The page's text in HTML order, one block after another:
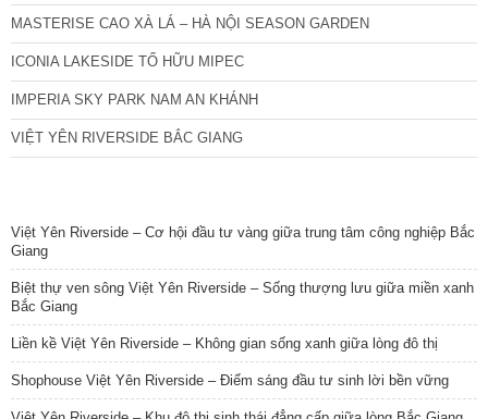
MASTERISE CAO XÀ LÁ – HÀ NỘI SEASON GARDEN
ICONIA LAKESIDE TỐ HỮU MIPEC
IMPERIA SKY PARK NAM AN KHÁNH
VIỆT YÊN RIVERSIDE BẮC GIANG
Việt Yên Riverside – Cơ hội đầu tư vàng giữa trung tâm công nghiệp Bắc
Giang
Biệt thự ven sông Việt Yên Riverside – Sống thượng lưu giữa miền xanh
Bắc Giang
Liền kề Việt Yên Riverside – Không gian sống xanh giữa lòng đô thị
Shophouse Việt Yên Riverside – Điểm sáng đầu tư sinh lời bền vững